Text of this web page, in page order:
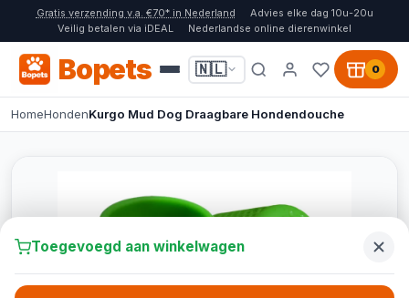
Gratis verzending v.a. €70* in Nederland
Advies elke dag 10u-20u
Veilig betalen via iDEAL
Nederlandse online dierenwinkel
Bopets 🇳🇱 0
HomeHondenKurgo Mud Dog Draagbare Hondendouche
Toegevoegd aan winkelwagen